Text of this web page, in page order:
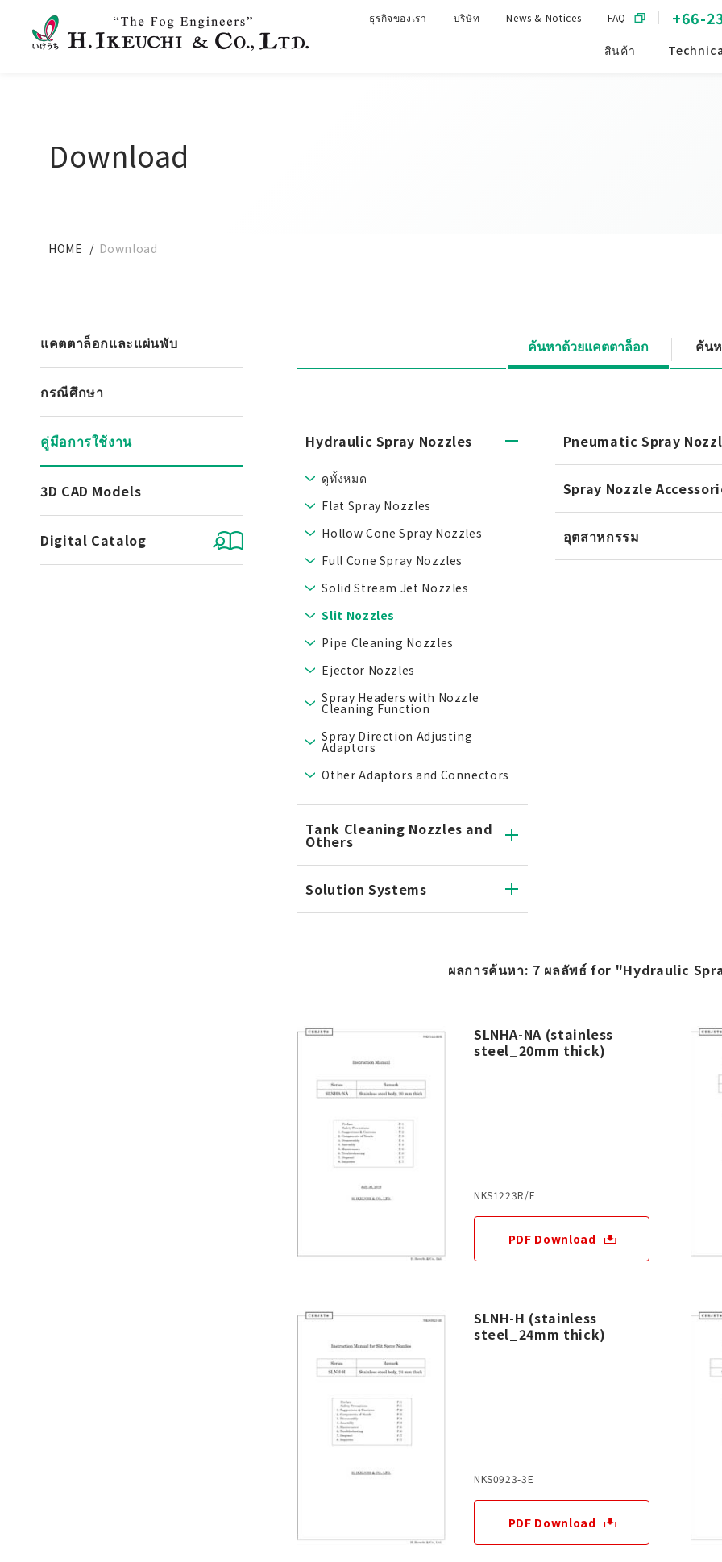
สินค้า
ธุรกิจของเรา บริษัท News & Notices FAQ +66-
Download
HOME Download
แคตตาล็อกและแผ่นพับ
กรณีศึกษา
คู่มือการใช้งาน
3D CAD Models
Digital Catalog
ค้นหาด้วยแคตตาล็อก ค้น
Hydraulic Spray Nozzles
ดูทั้งหมด
Flat Spray Nozzles
Hollow Cone Spray Nozzles
Full Cone Spray Nozzles
Solid Stream Jet Nozzles
Slit Nozzles
Pipe Cleaning Nozzles
Ejector Nozzles
Spray Headers with Nozzle
Cleaning Function
Spray Direction Adjusting
Adaptors
Other Adaptors and Connectors
Tank Cleaning Nozzles and
Others
Solution Systems
Pneumatic Spray
Spray Nozzle
อุตสาหกรรม
ผลการค้นหา: 7 ผลลัพธ์ for "Hydraulic
SLNHA-NA (stainless
steel_20mm thick)
NKS1223R/E
PDF Download
SLNH-H (stainless
steel_24mm thick)
NKS0923-3E
PDF Download